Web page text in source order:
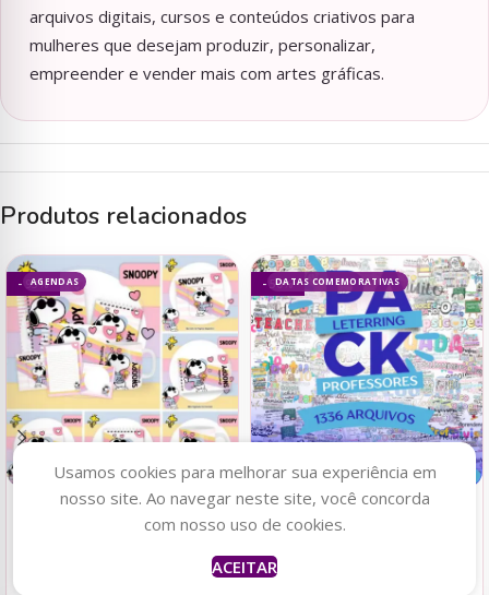
arquivos digitais, cursos e conteúdos criativos para
mulheres que desejam produzir, personalizar,
empreender e vender mais com artes gráficas.
Produtos relacionados
AGENDAS
- 93%
Adicionar ao carrinho
Pack Capas e Miolos 1.0
DATAS COMEMORATIVAS
- 50%
Adicionar ao carrinho
MEGA COMBO LETTERING
Usamos cookies para melhorar sua experiência em
nosso site. Ao navegar neste site, você concorda
com nosso uso de cookies.
ACEITAR